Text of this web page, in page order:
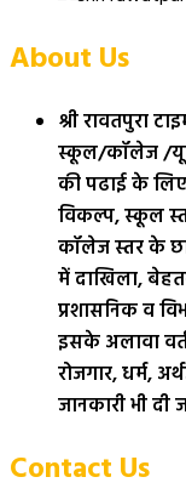
About Us
श्री रावतपुरा
स्कूल/कॉलेज /
की पढाई के लिए
विकल्प, स्कूल
कॉलेज स्तर के
में दाखिला,
प्रशासनिक व
इसके अलावा
रोजगार, धर्म,
जानकारी भी दी
Contact Us